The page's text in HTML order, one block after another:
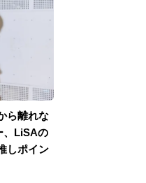
ら離れな
、LiSAの
しポイン